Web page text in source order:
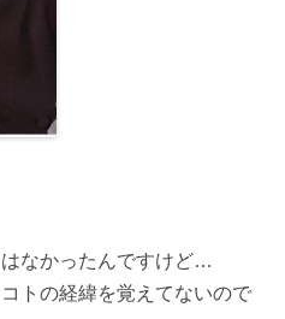
なかったんですけど…
トの経緯を覚えてないので